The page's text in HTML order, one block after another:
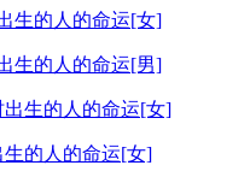
生的人的命运[女]
生的人的命运[男]
出生的人的命运[女]
生的人的命运[女]